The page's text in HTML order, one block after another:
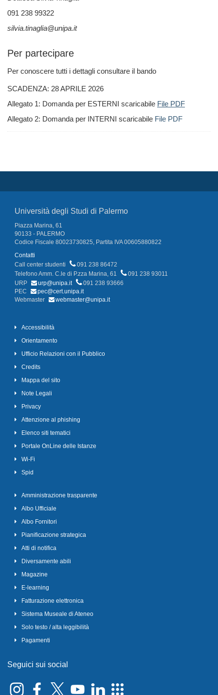
091 238 99322
silvia.tinaglia@unipa.it
Per partecipare
Per conoscere tutti i dettagli consultare il bando
SCADENZA: 28 APRILE 2026
Allegato 1: Domanda per ESTERNI scaricabile File PDF
Allegato 2: Domanda per INTERNI scaricabile File PDF
Università degli Studi di Palermo
Piazza Marina, 61
90133 - PALERMO
Codice Fiscale 80023730825, Partita IVA 00605880822
Contatti
Call center studenti
091 238 86472
Telefono Amm. C.le di P.zza Marina, 61
091 238 93011
URP
urp@unipa.it
091 238 93666
PEC
pec@cert.unipa.it
Webmaster
webmaster@unipa.it
Accessibilità
Orientamento
Ufficio Relazioni con il Pubblico
Credits
Mappa del sito
Note Legali
Privacy
Attenzione al phishing
Elenco siti tematici
Portale OnLine delle Istanze
Wi-Fi
Spid
Amministrazione trasparente
Albo Ufficiale
Albo Fornitori
Pianificazione strategica
Atti di notifica
Diversamente abili
Magazine
E-learning
Fatturazione elettronica
Sistema Museale di Ateneo
Solo testo / alta leggibilità
Pagamenti
Seguici sui social